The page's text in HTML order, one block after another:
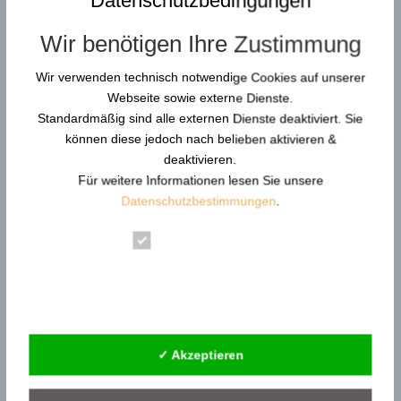
Handlungssicherheit.
Die 5 GM-Standards im Detail
Wir benötigen Ihre Zustimmung
Wir verwenden technisch notwendige Cookies auf unserer
Webseite sowie externe Dienste.
Standardmäßig sind alle externen Dienste deaktiviert. Sie
können diese jedoch nach belieben aktivieren &
deaktivieren.
Für weitere Informationen lesen Sie unsere
Datenschutzbestimmungen.
✓ Akzeptieren